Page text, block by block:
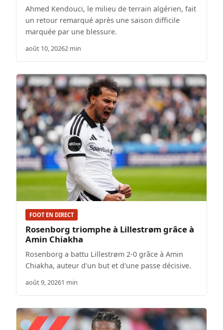
Ahmed Kendouci, le milieu de terrain algérien, fait
un retour remarqué après une saison difficile
marquée par une blessure.
août 10, 20262 min
FOOT EN DIRECT
Rosenborg triomphe à Lillestrøm grâce à
Amin Chiakha
Rosenborg a battu Lillestrøm 2-0 grâce à Amin
Chiakha, auteur d'un but et d'une passe décisive.
août 9, 20261 min